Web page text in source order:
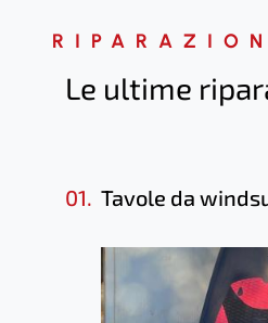
Le ultime
01. Tavole da